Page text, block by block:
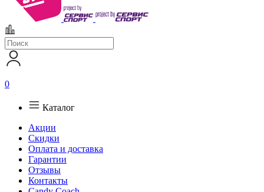
0
Каталог
Акции
Скидки
Оплата и доставка
Гарантии
Отзывы
Контакты